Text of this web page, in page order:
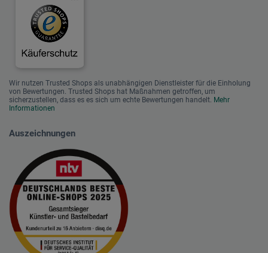
Wir nutzen Trusted Shops als unabhängigen Dienstleister für die Einholung
von Bewertungen. Trusted Shops hat Maßnahmen getroffen, um
sicherzustellen, dass es es sich um echte Bewertungen handelt. Mehr
Informationen
Auszeichnungen